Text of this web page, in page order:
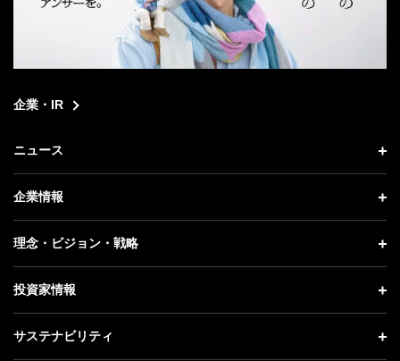
企業・IR
ニュース
ニュース トップ
プレスリリース
更新情報
記者説明会
企業情報
企業情報 トップ
社長メッセージ
事業紹介
理念・ビジョン・戦略
理念・ビジョン・戦略 トップ
成長戦略「Activate AI for Society」
投資家情報
投資家情報 トップ
サステナビリティ